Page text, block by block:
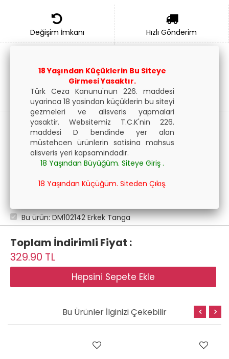
gönderilir.
Siparişlerinizi dilerseniz çalıştığımız kargo şubesinden
alabilirsiniz.
Değişim İmkanı Hızlı Gönderim
Gizli Kargo Taksit İmkanı
Bu Ürünle Birlikte İndirimli Alabileceğiniz Ürünler
Bu ürün: DM102142 Erkek Tanga
Toplam İndirimli Fiyat :
329.90 TL
Bu Ürünler İlginizi Çekebilir
18 Yaşından Küçüklerin Bu Siteye
Girmesi Yasaktır.
Türk Ceza Kanunu'nun 226. maddesi
uyarinca 18 yasindan küçüklerin bu siteyi
gezmeleri ve alisveris yapmalari
yasaktir. Websitemiz T.C.K'nin 226.
maddesi D bendinde yer alan
müstehcen ürünlerin satisina mahsus
alisveris yeri kapsamindadir.
18 Yaşından Büyüğüm. Siteye Giriş .
18 Yaşından Küçüğüm. Siteden Çıkış.